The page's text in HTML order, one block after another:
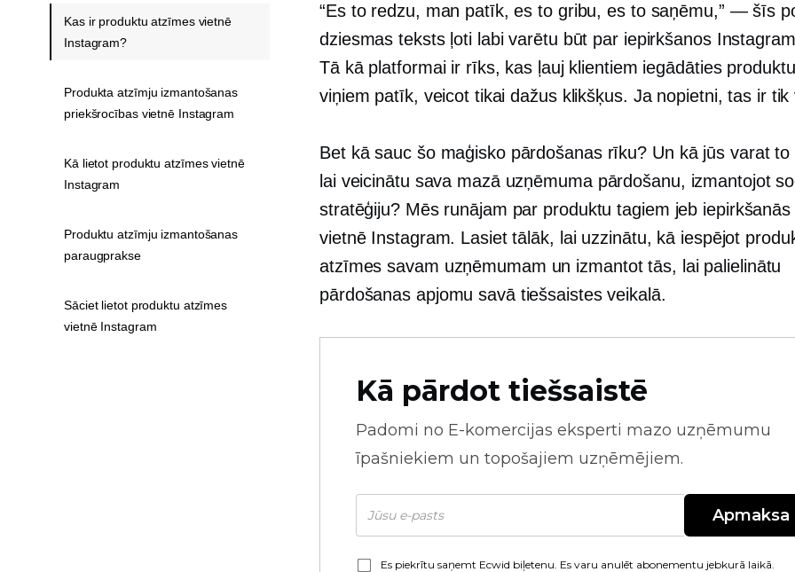
“Es to redzu, man patīk, es to gribu, es to saņēmu,” — šīs
dziesmas teksts ļoti labi varētu būt par iepirkšanos
Tā kā platformai ir rīks, kas ļauj klientiem iegādāties
viņiem patīk, veicot tikai dažus klikšķus. Ja nopietni, tas ir tik
Bet kā sauc šo maģisko pārdošanas rīku? Un kā jūs varat to
lai veicinātu sava mazā uzņēmuma pārdošanu, izmantojot
stratēģiju? Mēs runājam par produktu tagiem jeb iepirkšanās
vietnē Instagram. Lasiet tālāk, lai uzzinātu, kā iespējot
atzīmes savam uzņēmumam un izmantot tās, lai palielinātu
pārdošanas apjomu savā tiešsaistes veikalā.
Kā pārdot tiešsaistē
Padomi no E-komercijas eksperti mazo uzņēmumu
īpašniekiem un topošajiem uzņēmējiem.
Apmaksa
Es piekrītu saņemt Ecwid biļetenu. Es varu anulēt abonementu jebkurā laikā.
Kas ir produktu atzīmes vietnē
Instagram?
Produkta atzīmju izmantošanas
priekšrocības vietnē Instagram
Kā lietot produktu atzīmes vietnē
Instagram
Produktu atzīmju izmantošanas
paraugprakse
Sāciet lietot produktu atzīmes
vietnē Instagram